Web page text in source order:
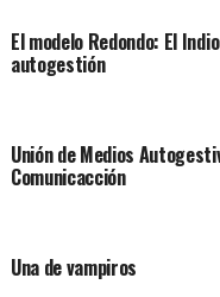
El modelo Redondo: El
autogestión
Unión de Medios
Comunicacción
Una de vampiros